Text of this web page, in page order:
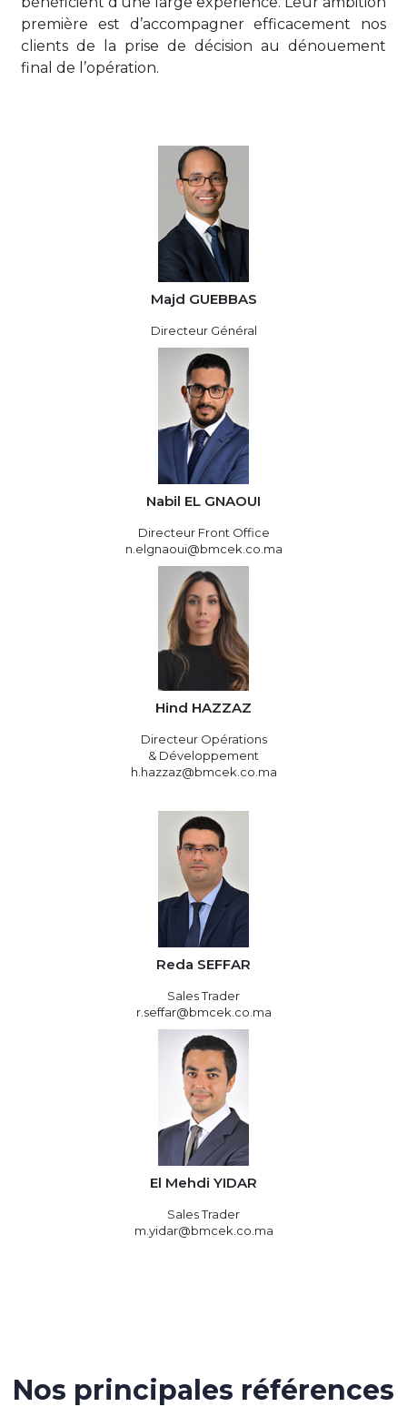
première est d’accompagner efficacement nos
clients de la prise de décision au dénouement
final de l’opération.
Majd GUEBBAS
Directeur Général
Nabil EL GNAOUI
Directeur Front Office
n.elgnaoui@bmcek.co.ma
Hind HAZZAZ
Directeur Opérations
& Développement
h.hazzaz@bmcek.co.ma
Reda SEFFAR
Sales Trader
r.seffar@bmcek.co.ma
El Mehdi YIDAR
Sales Trader
m.yidar@bmcek.co.ma
Nos principales références